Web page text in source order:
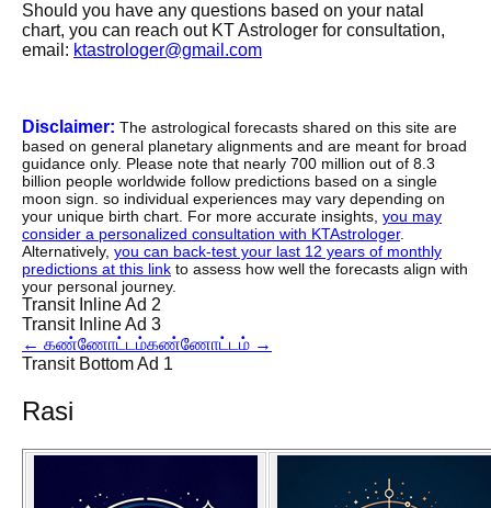
Should you have any questions based on your natal
chart, you can reach out KT Astrologer for consultation,
email: ktastrologer@gmail.com
Disclaimer: The astrological forecasts shared on this site are
based on general planetary alignments and are meant for broad
guidance only. Please note that nearly 700 million out of 8.3
billion people worldwide follow predictions based on a single
moon sign. so individual experiences may vary depending on
your unique birth chart. For more accurate insights, you may
consider a personalized consultation with KTAstrologer.
Alternatively, you can back-test your last 12 years of monthly
predictions at this link to assess how well the forecasts align with
your personal journey.
Transit Inline Ad 2
Transit Inline Ad 3
← கண்ணோட்டம்கண்ணோட்டம் →
Transit Bottom Ad 1
Rasi